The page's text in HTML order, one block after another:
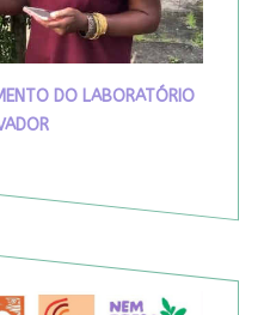
DO LABORATÓRIO